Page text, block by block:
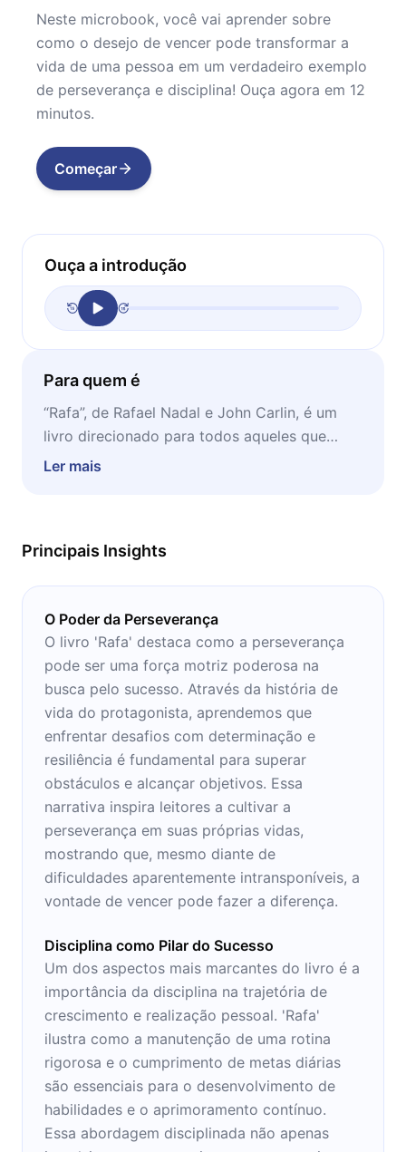
Neste microbook, você vai aprender sobre
como o desejo de vencer pode transformar a
vida de uma pessoa em um verdadeiro exemplo
de perseverança e disciplina! Ouça agora em 12
minutos.
Começar
Ouça a introdução
Para quem é
“Rafa”, de Rafael Nadal e John Carlin, é um
livro direcionado para todos aqueles que
desejam saber mais sobre a vida e a carreira
Ler mais
Principais Insights
O Poder da Perseverança
O livro 'Rafa' destaca como a perseverança
pode ser uma força motriz poderosa na
busca pelo sucesso. Através da história de
vida do protagonista, aprendemos que
enfrentar desafios com determinação e
resiliência é fundamental para superar
obstáculos e alcançar objetivos. Essa
narrativa inspira leitores a cultivar a
perseverança em suas próprias vidas,
mostrando que, mesmo diante de
dificuldades aparentemente intransponíveis, a
vontade de vencer pode fazer a diferença.
Disciplina como Pilar do Sucesso
Um dos aspectos mais marcantes do livro é a
importância da disciplina na trajetória de
crescimento e realização pessoal. 'Rafa'
ilustra como a manutenção de uma rotina
rigorosa e o cumprimento de metas diárias
são essenciais para o desenvolvimento de
habilidades e o aprimoramento contínuo.
Essa abordagem disciplinada não apenas